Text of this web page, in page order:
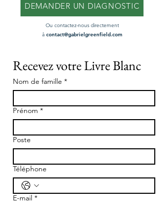
DEMANDER UN DIAGNOSTIC
Ou contactez-nous directement
à contact@gabrielgreenfield.com
Recevez votre Livre Blanc
Nom de famille *
Prénom *
Poste
Téléphone
E-mail *